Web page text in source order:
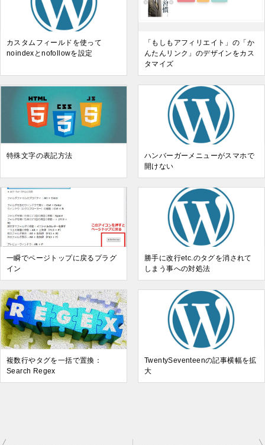
カスタムフィールドを使って
noindexとnofollowを設定
「もしもアフィリエイト」の「か
んたんリンク」のデザインをカス
タマイズ
特殊文字の表記方法
ハンバーガーメニューがスマホで
開けない
一瞬でページトップに戻るプラグ
イン
勝手に改行etc.のタグを消されて
しまう事への対処法
複数行やタグを一括で置換：
Search Regex
TwentySeventeenの記事横幅を拡
大